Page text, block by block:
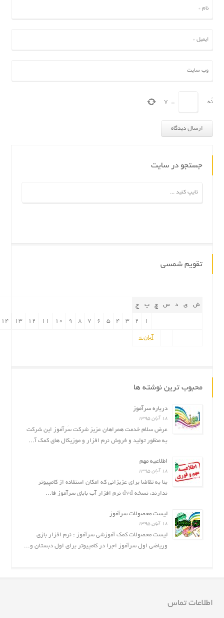
نُه −
=
7
جستجو در سایت
تقویم شمسی
ش ی د س چ پ ج
آبان »
1
2
3
4
5
6
7
8
9
10
11
12
13
14
محبوب ترین نوشته ها
درباره سرآموز
۱۸ آبان ۱۳۹۵
عرض سلام خدمت همراهان عزیز شرکت سَرآموز این شرکت
به منظور تولید و فروش نرم افزار و موزیکال های کمک آ...
اطلاعیه مهم
۱۸ آبان ۱۳۹۵
بنا به تقاضا برای عزیزانی که امکان استفاده از کامپیوتر
ندارند، نسخه dvd نرم افزار آب بابای سرآموز فا...
لیست محصولات سرآموز
۱۸ آبان ۱۳۹۵
لیست محصولات کمک آموزشی سرآموز : نرم افزار بازى
وریاضی اول سرآموز اجرا در کامپیوتر برای اول دبستان و...
اطلاعات تماس